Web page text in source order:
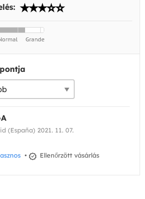
(España) 2021. 11. 07.
• Ellenőrzött vásárlás